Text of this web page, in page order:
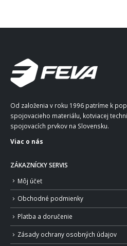
Od založenia v roku 1996 patríme k
spojovacieho materiálu, kotviacej
spojovacích prvkov na Slovensku.
Viac o nás
ZÁKAZNÍCKY SERVIS
Môj účet
Obchodné podmienky
Platba a doručenie
Zásady ochrany osobných údajov